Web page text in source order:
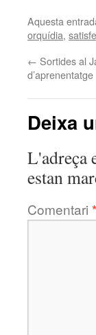
Aquesta
orquídia,
← Sortides al
d’aprenentatge
Deixa
L'adreça
estan
Comentari *